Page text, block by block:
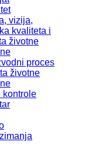
vizija,
kvaliteta i
životne
proces
životne
kontrole